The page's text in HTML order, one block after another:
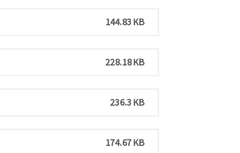
144.83 KB
228.18 KB
236.3 KB
174.67 KB